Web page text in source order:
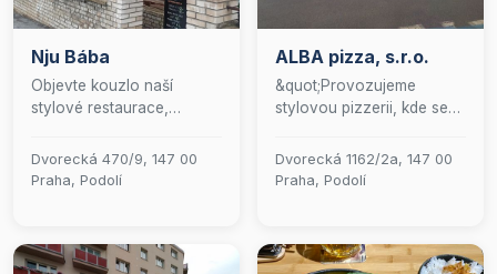
Nju Bába
Objevte kouzlo naší
stylové restaurace,
pomezí Braníku a Podolí s
vynikající dostupností do
připravené s důrazem na
tradiční receptury. Naše
Dvorecká 470/9, 147 00
Praha, Podolí
ALBA pizza, s.r.o.
&quot;Provozujeme
stylovou pizzerii, kde se
moderními kulinářskými
technikami. Naše nabídka
nejnáročnější milovníky
italské kuchyně. Přijďte si
Dvorecká 1162/2a, 147 00
Praha, Podolí